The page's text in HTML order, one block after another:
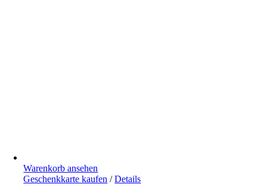
Warenkorb ansehen
Geschenkkarte kaufen Dieses
/ Details